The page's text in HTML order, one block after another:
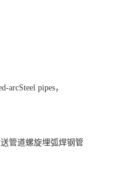
arcSteel pipes，
送管道螺旋埋弧焊钢管